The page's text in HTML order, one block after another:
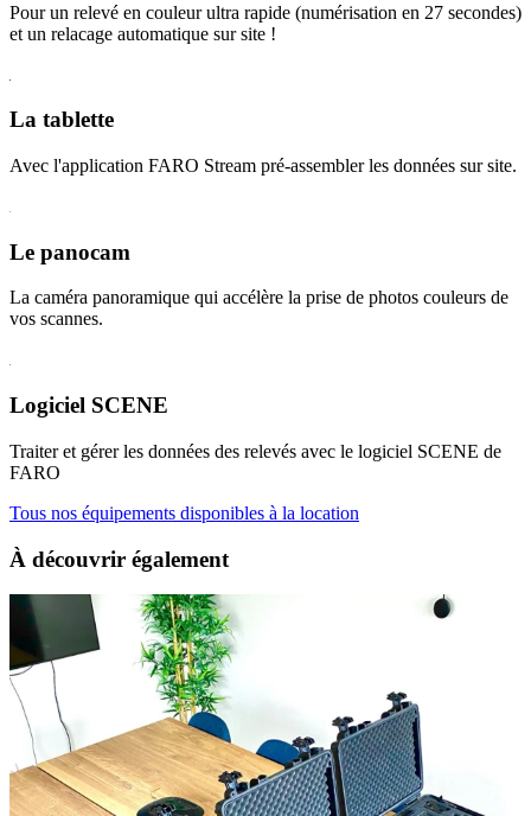
Pour un relevé en couleur ultra rapide (numérisation en 27 secondes)
et un relacage automatique sur site !
La tablette
Avec l'application FARO Stream pré-assembler les données sur site.
Le panocam
La caméra panoramique qui accélère la prise de photos couleurs de
vos scannes.
Logiciel SCENE
Traiter et gérer les données des relevés avec le logiciel SCENE de
FARO
Tous nos équipements disponibles à la location
À découvrir également